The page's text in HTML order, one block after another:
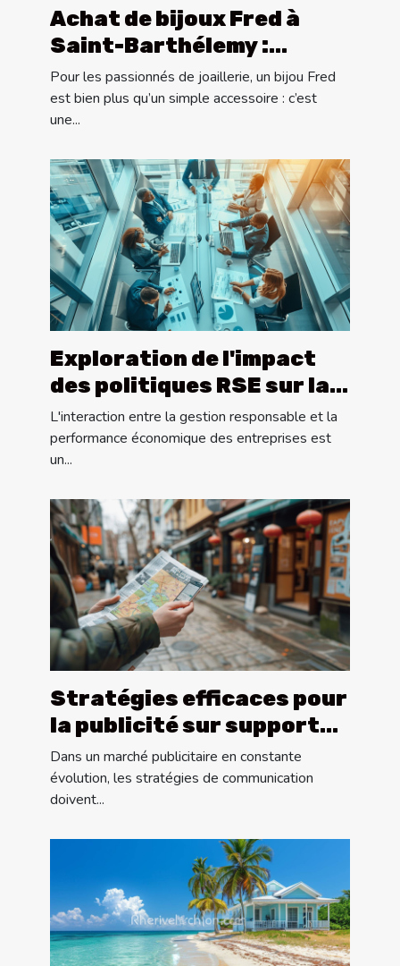
Achat de bijoux Fred à
Saint-Barthélemy :
découvrez les joailleries
Goldfinger
Pour les passionnés de joaillerie, un bijou Fred
est bien plus qu’un simple accessoire : c’est
une...
Exploration de l'impact
des politiques RSE sur la
performance des grandes
entreprises
L'interaction entre la gestion responsable et la
performance économique des entreprises est
un...
Stratégies efficaces pour
la publicité sur supports
tactiques locaux
Dans un marché publicitaire en constante
évolution, les stratégies de communication
doivent...